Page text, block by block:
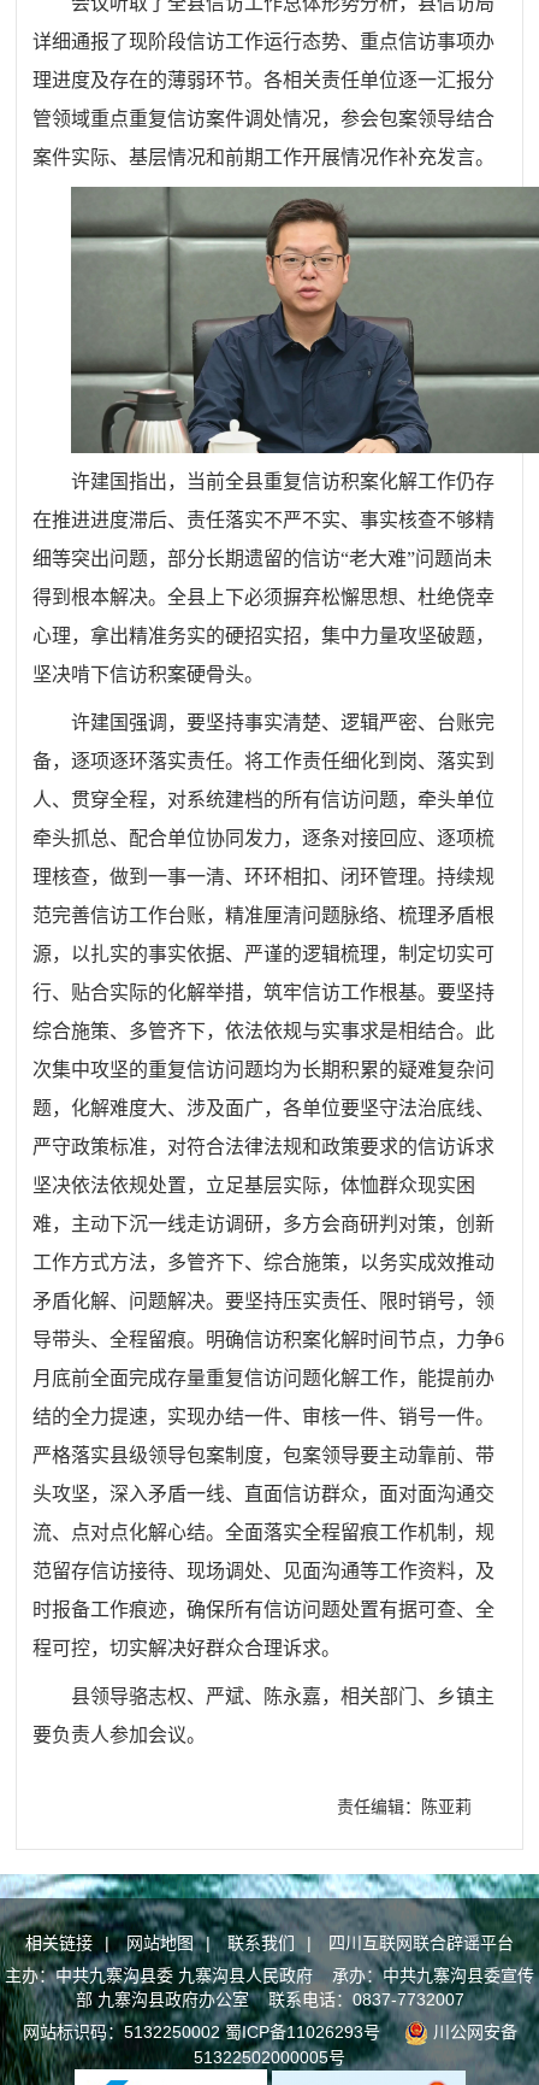
详细通报了现阶段信访工作运行态势、重点信访事项办
理进度及存在的薄弱环节。各相关责任单位逐一汇报分
管领域重点重复信访案件调处情况，参会包案领导结合
案件实际、基层情况和前期工作开展情况作补充发言。
许建国指出，当前全县重复信访积案化解工作仍存
在推进进度滞后、责任落实不严不实、事实核查不够精
细等突出问题，部分长期遗留的信访“老大难”问题尚未
得到根本解决。全县上下必须摒弃松懈思想、杜绝侥幸
心理，拿出精准务实的硬招实招，集中力量攻坚破题，
坚决啃下信访积案硬骨头。
许建国强调，要坚持事实清楚、逻辑严密、台账完
备，逐项逐环落实责任。将工作责任细化到岗、落实到
人、贯穿全程，对系统建档的所有信访问题，牵头单位
牵头抓总、配合单位协同发力，逐条对接回应、逐项梳
理核查，做到一事一清、环环相扣、闭环管理。持续规
范完善信访工作台账，精准厘清问题脉络、梳理矛盾根
源，以扎实的事实依据、严谨的逻辑梳理，制定切实可
行、贴合实际的化解举措，筑牢信访工作根基。要坚持
综合施策、多管齐下，依法依规与实事求是相结合。此
次集中攻坚的重复信访问题均为长期积累的疑难复杂问
题，化解难度大、涉及面广，各单位要坚守法治底线、
严守政策标准，对符合法律法规和政策要求的信访诉求
坚决依法依规处置，立足基层实际，体恤群众现实困
难，主动下沉一线走访调研，多方会商研判对策，创新
工作方式方法，多管齐下、综合施策，以务实成效推动
矛盾化解、问题解决。要坚持压实责任、限时销号，领
导带头、全程留痕。明确信访积案化解时间节点，力争6
月底前全面完成存量重复信访问题化解工作，能提前办
结的全力提速，实现办结一件、审核一件、销号一件。
严格落实县级领导包案制度，包案领导要主动靠前、带
头攻坚，深入矛盾一线、直面信访群众，面对面沟通交
流、点对点化解心结。全面落实全程留痕工作机制，规
范留存信访接待、现场调处、见面沟通等工作资料，及
时报备工作痕迹，确保所有信访问题处置有据可查、全
程可控，切实解决好群众合理诉求。
县领导骆志权、严斌、陈永嘉，相关部门、乡镇主
要负责人参加会议。
责任编辑：陈亚莉
相关链接 | 网站地图 | 联系我们 |
四川互联网联合辟谣平台
主办：中共九寨沟县委 九寨沟县人民政府 承办：中共九寨沟县委宣传
部 九寨沟县政府办公室 联系电话：0837-7732007
网站标识码：5132250002蜀ICP备11026293号
川公网安备
51322502000005号